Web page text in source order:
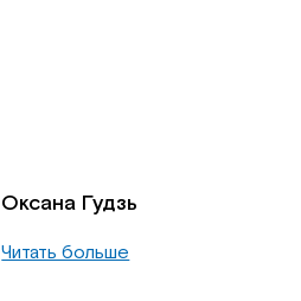
Оксана Гудзь
Читать больше